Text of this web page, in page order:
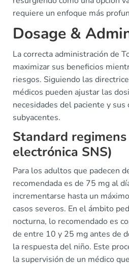
requiere un enfoque más
Dosage &
La correcta administración de
maximizar sus beneficios
riesgos. Siguiendo las
médicos pueden ajustar las
necesidades del paciente y sus
subyacentes.
Standard
electrónica SNS)
Para los adultos que padecen
recomendada es de 75 mg al
incrementarse hasta un
casos severos. En el ámbito
nocturna, lo recomendado es
de entre 10 y 25 mg antes de
la respuesta del niño. Este
la supervisión de un médico